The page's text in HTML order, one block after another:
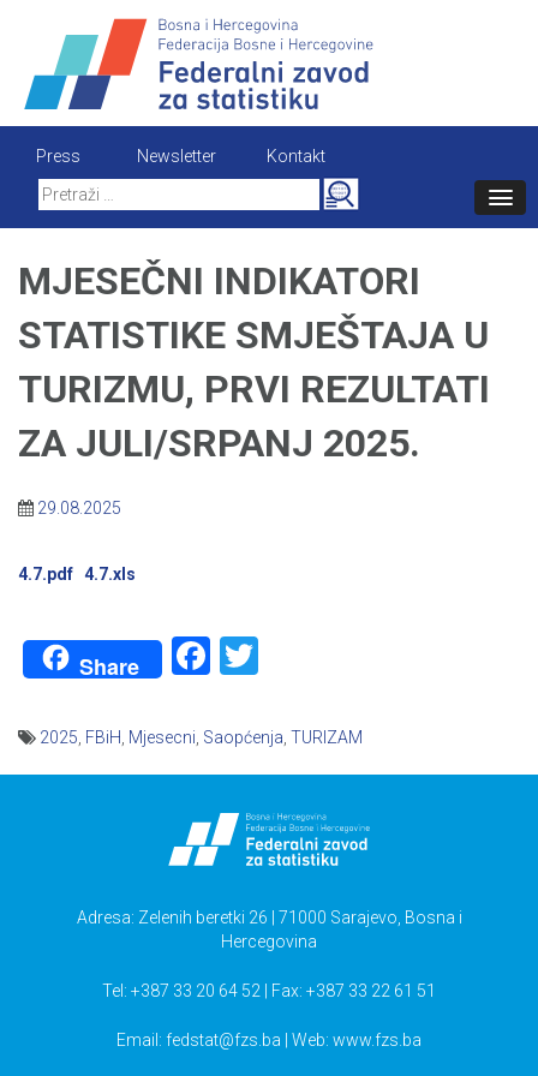
content
Press Newsletter
Kontakt
Search
for:
MJESEČNI INDIKATORI
STATISTIKE SMJEŠTAJA U
TURIZMU, PRVI REZULTATI
ZA JULI/SRPANJ 2025.
29.08.2025
4.7.pdf 4.7.xls
Share Facebook
2025 FBiH Mjesecni Saopćenja TURIZAM
Adresa: Zelenih beretki 26 | 71000 Sarajevo, Bosna i
Hercegovina
Tel: +387 33 20 64 52 | Fax: +387 33 22 61 51
Email: fedstat@fzs.ba | Web: www.fzs.ba